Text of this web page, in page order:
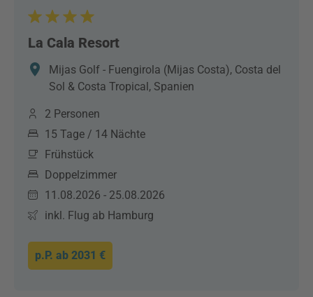
La Cala Resort
Mijas Golf - Fuengirola (Mijas Costa), Costa del
Sol & Costa Tropical, Spanien
2 Personen
15 Tage / 14 Nächte
Frühstück
Doppelzimmer
11.08.2026 - 25.08.2026
inkl. Flug ab Hamburg
p.P. ab 2031 €